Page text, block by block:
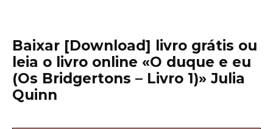
Baixar [Download] livro grátis ou
leia o livro online «O duque e eu
(Os Bridgertons – Livro 1)» Julia
Quinn